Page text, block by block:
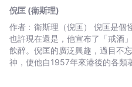
文
宇
宙
｜
奇地被中古世紀的武器擊斃，衛斯理
迷藏可不是小孩子的玩意，稍一不慎恐有
行」這種設想，十分迷人，試想
進入未來，這是什麼樣的一種情景
倪匡 (衛斯理)
作者﹕衛斯理（倪匡） 倪匡是個怪人，做事往往出人意表。近年，
也許現在還是，他宣布了「戒酒
飲醉。倪匡的廣泛興趣，過目不
神，使他自1957年來港後的各類